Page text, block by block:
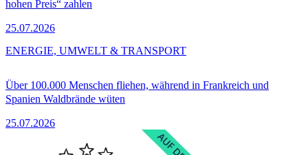
hohen Preis“ zahlen
25.07.2026
Über 100.000 Menschen fliehen, während in Frankreich und
Spanien Waldbrände wüten
25.07.2026
ENERGIE, UMWELT & TRANSPORT